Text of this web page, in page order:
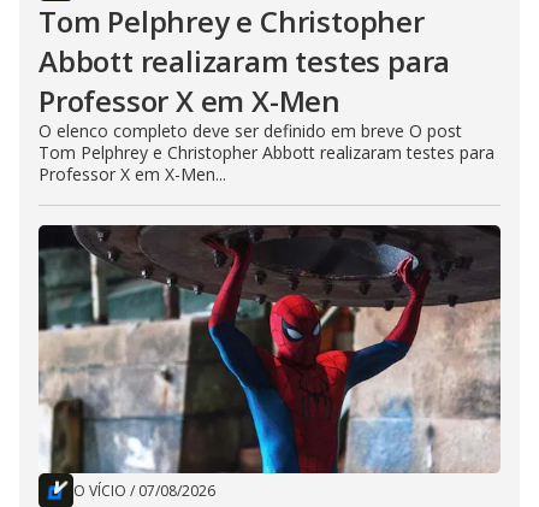
Tom Pelphrey e Christopher
Abbott realizaram testes para
Professor X em X-Men
O elenco completo deve ser definido em breve O post
Tom Pelphrey e Christopher Abbott realizaram testes para
Professor X em X-Men...
O VÍCIO / 07/08/2026